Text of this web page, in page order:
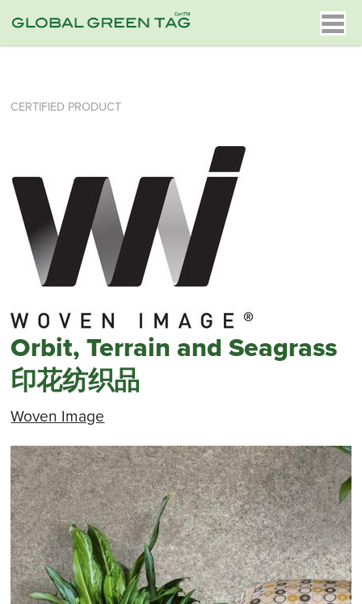
CERTIFIED PRODUCT
Orbit, Terrain and Seagrass
印花纺织品
Woven Image